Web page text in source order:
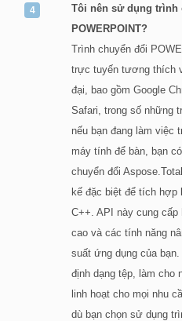
Tôi nên sử dụng trình
POWERPOINT?
Trình chuyển đổi
trực tuyến tương thích
đại, bao gồm Google
Safari, trong số những
nếu bạn đang làm việc
máy tính để bàn, bạn
chuyển đổi
kế đặc biệt để tích
C++. API này cung cấp
cao và các tính năng
suất ứng dụng của
định dạng tệp, làm cho
linh hoạt cho mọi nhu
dù bạn chọn sử dụng